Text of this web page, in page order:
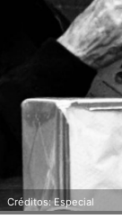
Créditos: Especial